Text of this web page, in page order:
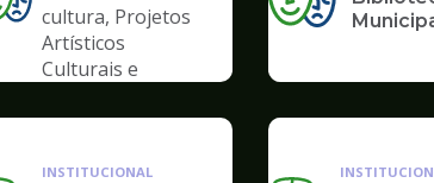
Ilustração
pagina
de
Cultura
cultura, Projetos
Artísticos
Culturais e
Periferias
INSTITUCIONAL